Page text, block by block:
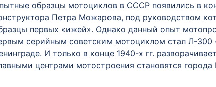
образцы мотоциклов в СССР появились в
Петра Можарова, под руководством
первых «ижей». Однако данный опыт
серийным советским мотоциклом стал Л-
И только в конце 1940-х гг.
центрами мотостроения становятся